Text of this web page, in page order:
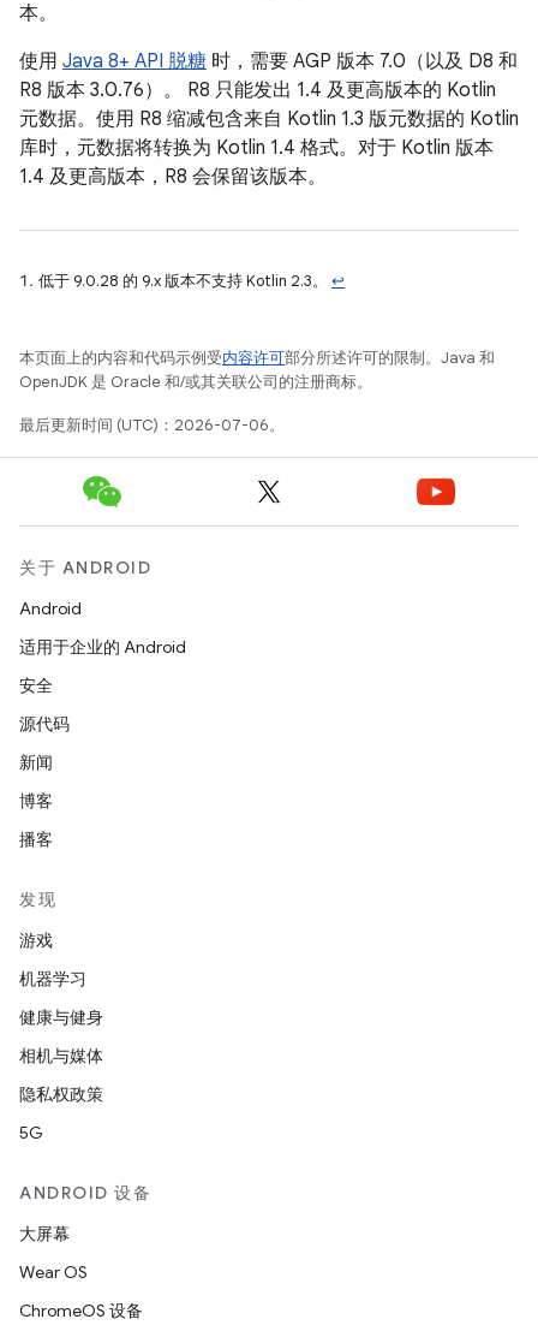
本。
使用 Java 8+ API 脱糖 时，需要 AGP 版本 7.0（以及 D8 和
R8 版本 3.0.76）。 R8 只能发出 1.4 及更高版本的 Kotlin
元数据。使用 R8 缩减包含来自 Kotlin 1.3 版元数据的 Kotlin
库时，元数据将转换为 Kotlin 1.4 格式。对于 Kotlin 版本
1.4 及更高版本，R8 会保留该版本。
低于 9.0.28 的 9.x 版本不支持 Kotlin 2.3。 ↩
本页面上的内容和代码示例受内容许可部分所述许可的限制。Java 和
OpenJDK 是 Oracle 和/或其关联公司的注册商标。
最后更新时间 (UTC)：2026-07-06。
关于 ANDROID
Android
适用于企业的 Android
安全
源代码
新闻
博客
播客
发现
游戏
机器学习
健康与健身
相机与媒体
隐私权政策
5G
ANDROID 设备
大屏幕
Wear OS
ChromeOS 设备